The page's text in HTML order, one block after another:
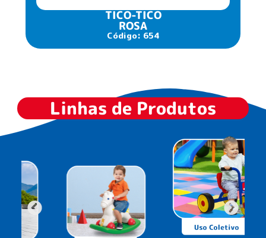
TICO-TICO
ROSA
Código: 654
Linhas de Produtos